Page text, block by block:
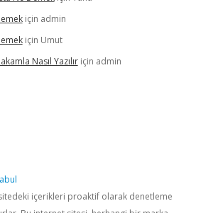
için admin
için Umut
Nasıl Yazılıriçin admin
sitedeki içerikleri proaktif olarak denetleme